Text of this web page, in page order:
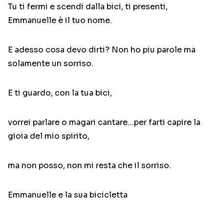
Tu ti fermi e scendi dalla bici, ti presenti,
Emmanuelle è il tuo nome.
E adesso cosa devo dirti? Non ho piu parole ma
solamente un sorriso.
E ti guardo, con la tua bici,
vorrei parlare o magari cantare…per farti capire la
gioia del mio spirito,
ma non posso, non mi resta che il sorriso.
Emmanuelle e la sua bicicletta